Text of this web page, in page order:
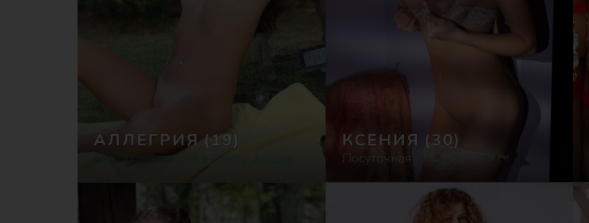
АЛЛЕГРИЯ (19)
Секс объявления в Санту-Андре
КСЕНИЯ (30)
Посуточная